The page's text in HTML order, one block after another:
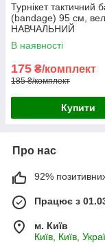
Турнікет тактичний
(bandage) 95 см,
НАВЧАЛЬНИЙ
В наявності
175 ₴/комплект
185 ₴/комплект
Купити
Про нас
92% позитивних
Працює з
м. Київ
Київ, Київ,